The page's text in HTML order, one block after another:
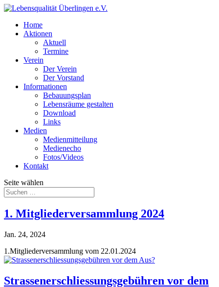
Home
Aktionen
Aktuell
Termine
Verein
Der Verein
Der Vorstand
Informationen
Bebauungsplan
Lebensräume gestalten
Download
Links
Medien
Medienmitteilung
Medienecho
Fotos/Videos
Kontakt
Seite wählen
1. Mitgliederversammlung 2024
Jan. 24, 2024
1.Mitgliederversammlung vom 22.01.2024
Strassenerschliessungsgebühren vor dem